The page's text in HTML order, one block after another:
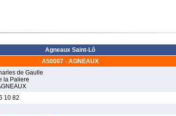
Agneaux Saint-Lô
A50007 - AGNEAUX
de Gaulle
la Paliere
10 82